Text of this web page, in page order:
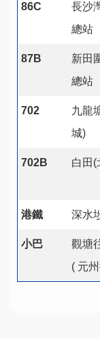
86C
長沙
總站
87B
新田
總站
702
九龍
城)
702B 白田(
港鐵 深水
小巴
觀塘
( 元